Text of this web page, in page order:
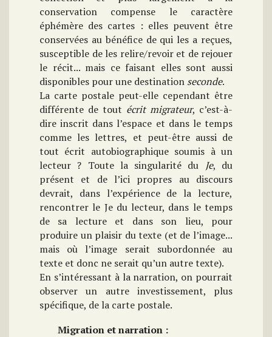
conservation compense le caractère
éphémère des cartes : elles peuvent être
conservées au bénéfice de qui les a reçues,
susceptible de les relire/revoir et de rejouer
le récit... mais ce faisant elles sont aussi
disponibles pour une destination seconde.
La carte postale peut-elle cependant être
différente de tout écrit migrateur, c’est-à-
dire inscrit dans l’espace et dans le temps
comme les lettres, et peut-être aussi de
tout écrit autobiographique soumis à un
lecteur ? Toute la singularité du Je, du
présent et de l’ici propres au discours
devrait, dans l’expérience de la lecture,
rencontrer le Je du lecteur, dans le temps
de sa lecture et dans son lieu, pour
produire un plaisir du texte (et de l’image...
mais où l’image serait subordonnée au
texte et donc ne serait qu’un autre texte).
En s’intéressant à la narration, on pourrait
observer un autre investissement, plus
spécifique, de la carte postale.
Migration et narration :